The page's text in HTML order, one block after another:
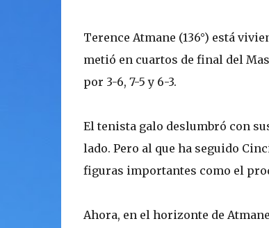
Terence Atmane (136°) está
metió en cuartos de final del
por 3-6, 7-5 y 6-3.
El tenista galo deslumbró con
lado. Pero al que ha seguido
figuras importantes como el
Ahora, en el horizonte de